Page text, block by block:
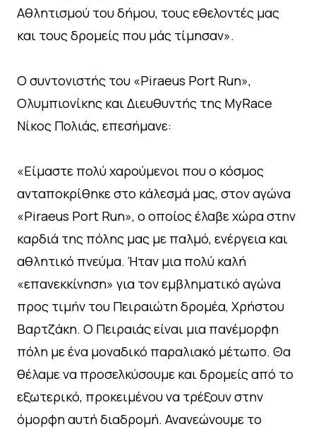
Αθλητισμού του δήμου, τους εθελοντές μας
και τους δρομείς που μάς τίμησαν».
Ο συντονιστής του «Piraeus Port Run»,
Ολυμπιονίκης και Διευθυντής της MyRace
Νίκος Πολιάς, επεσήμανε:
«Είμαστε πολύ χαρούμενοι που ο κόσμος
ανταποκρίθηκε στο κάλεσμά μας, στον αγώνα
«Piraeus Port Run», ο οποίος έλαβε χώρα στην
καρδιά της πόλης μας με παλμό, ενέργεια και
αθλητικό πνεύμα. Ήταν μια πολύ καλή
«επανεκκίνηση» για τον εμβληματικό αγώνα
προς τιμήν του Πειραιώτη δρομέα, Χρήστου
Βαρτζάκη. Ο Πειραιάς είναι μια πανέμορφη
πόλη με ένα μοναδικό παραλιακό μέτωπο. Θα
θέλαμε να προσελκύσουμε και δρομείς από το
εξωτερικό, προκειμένου να τρέξουν στην
όμορφη αυτή διαδρομή. Ανανεώνουμε το